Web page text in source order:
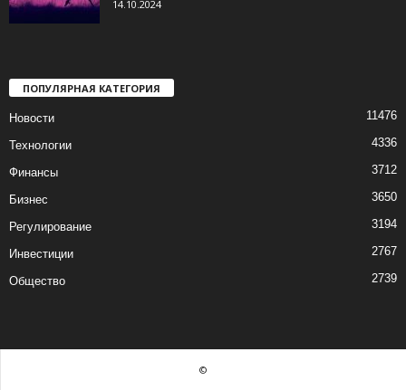
14.10.2024
ПОПУЛЯРНАЯ КАТЕГОРИЯ
Новости 11476
Технологии 4336
Финансы 3712
Бизнес 3650
Регулирование 3194
Инвестиции 2767
Общество 2739
©